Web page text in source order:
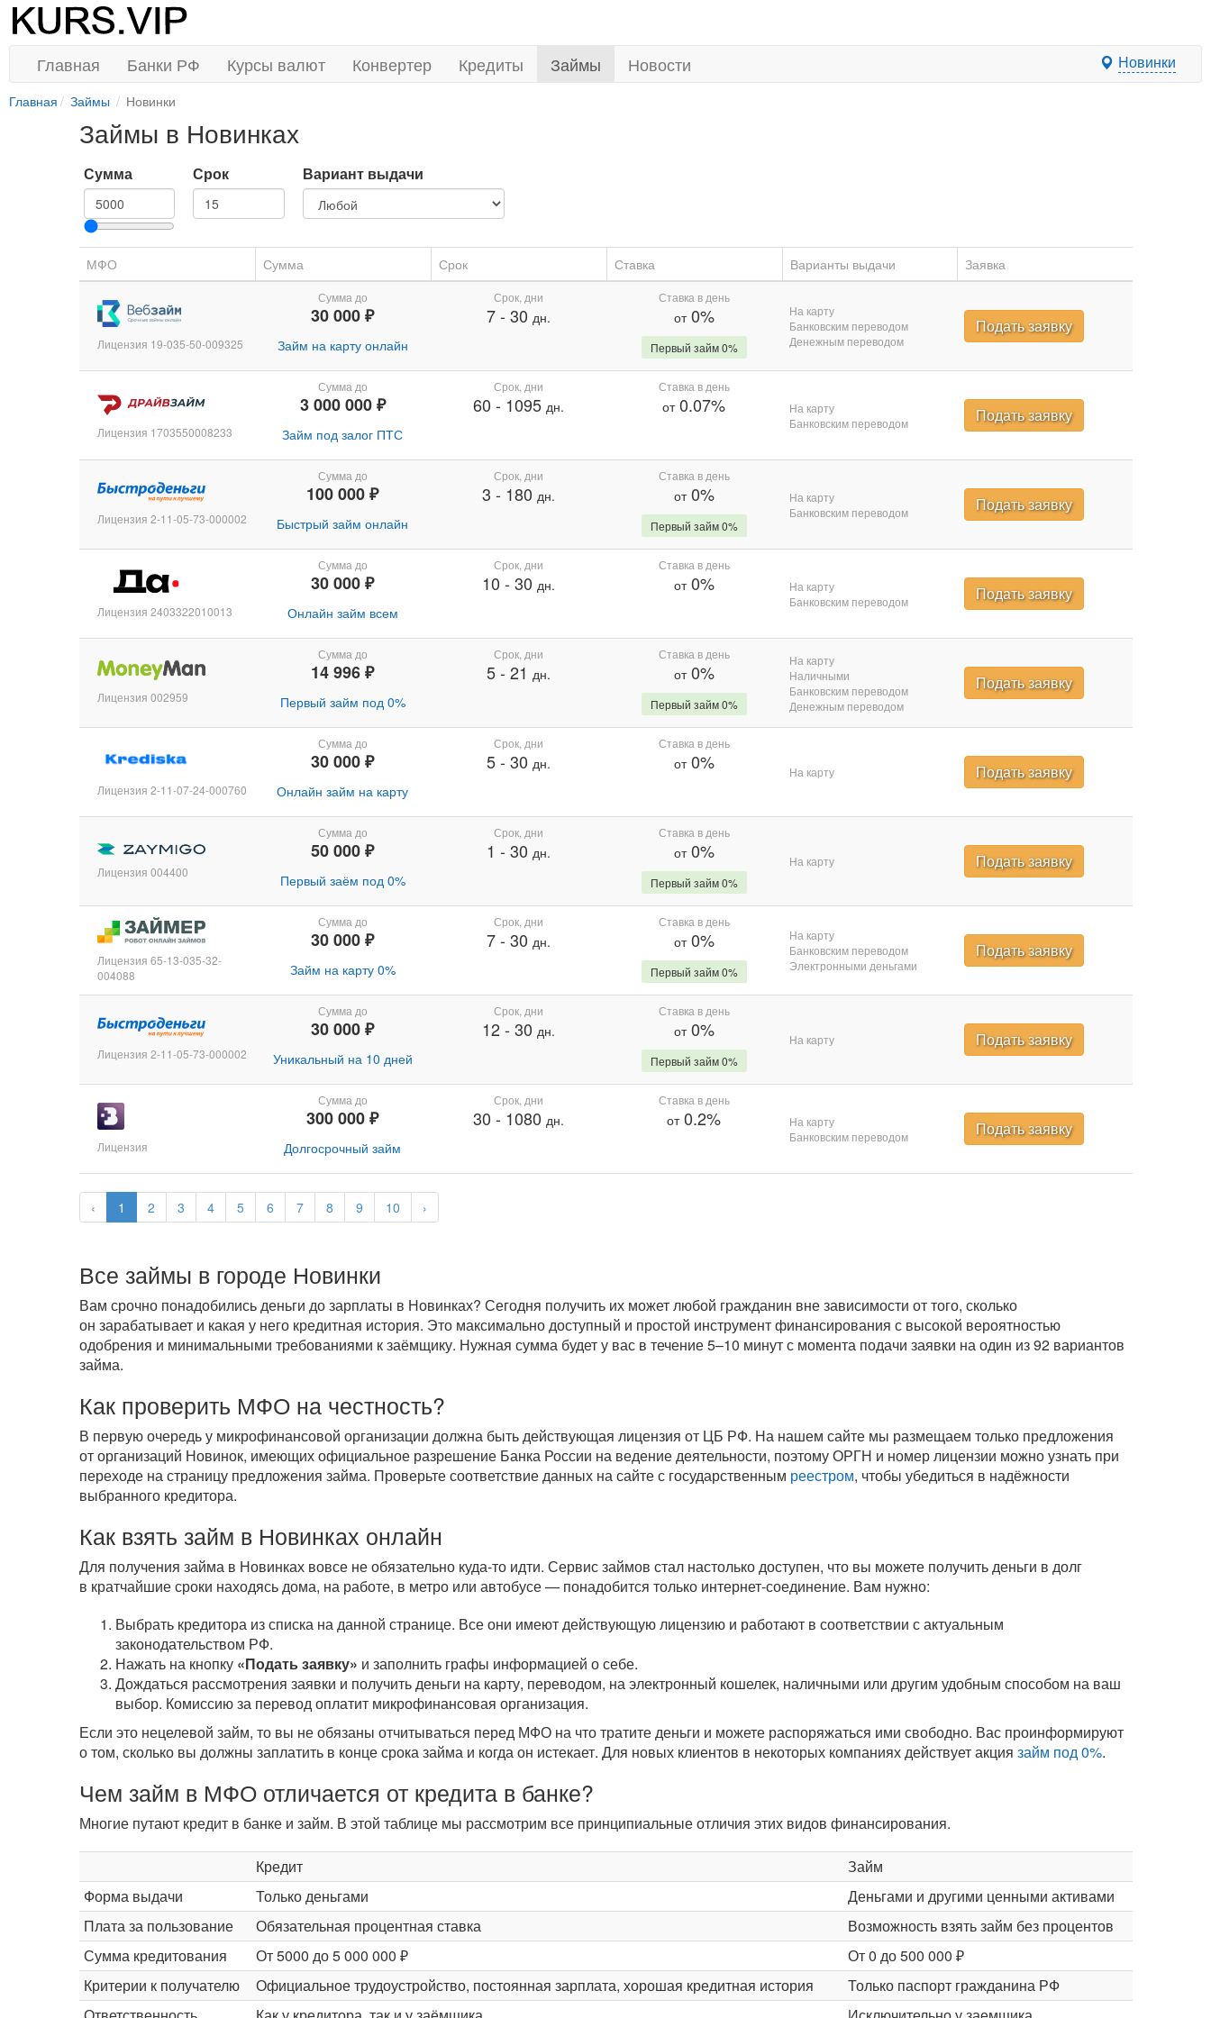
Главная Банки РФ Курсы валют Конвертер Кредиты Займы Новости Новинки
Главная Займы Новинки
Займы в Новинках
Сумма Срок Вариант выдачи
МФО Сумма Срок Ставка Варианты выдачи Заявка
‹ 1 2 3 4 5 6 7 8 9 10 ›
Лицензия 19-035-50-009325
Сумма до
30 000 ₽
Займ на карту онлайн
Срок, дни
7- 30 дн.
Ставка в день
от0%
Первый займ 0%
На карту
Банковским переводом
Денежным переводом
Подать заявку
Лицензия 1703550008233
Сумма до
3 000 000 ₽
Займ под залог ПТС
Срок, дни
60 - 1095 дн.
Ставка в день
от0.07%
На карту
Банковским переводом
Подать заявку
Лицензия 2-11-05-73-000002
Сумма до
100 000 ₽
Быстрый займ онлайн
Срок, дни
3 - 180 дн.
Ставка в день
от0%
Первый займ 0%
На карту
Банковским переводом
Подать заявку
Лицензия 2403322010013
Сумма до
30 000 ₽
Онлайн займ всем
Срок, дни
10 - 30 дн.
Ставка в день
от0%
На карту
Банковским переводом
Подать заявку
Лицензия 002959
Сумма до
14 996 ₽
Первый займ под 0%
Срок, дни
5- 21 дн.
Ставка в день
от0%
Первый займ 0%
На карту
Наличными
Банковским переводом
Денежным переводом
Подать заявку
Лицензия 2-11-07-24-000760
Сумма до
30 000 ₽
Онлайн займ на карту
Срок, дни
5- 30 дн.
Ставка в день
от0% На карту Подать заявку
Лицензия 004400
Сумма до
50 000 ₽
Первый заём под 0%
Срок, дни
1 - 30 дн.
Ставка в день
от0%
Первый займ 0%
На карту Подать заявку
Лицензия 65-13-035-32-
004088
Сумма до
30 000 ₽
Займ на карту 0%
Срок, дни
7- 30 дн.
Ставка в день
от0%
Первый займ 0%
На карту
Банковским переводом
Электронными деньгами
Подать заявку
Лицензия 2-11-05-73-000002
Сумма до
30 000 ₽
Уникальный на 10 дней
Срок, дни
12- 30 дн.
Ставка в день
от0%
Первый займ 0%
На карту Подать заявку
Лицензия
Сумма до
300 000 ₽
Долгосрочный займ
Срок, дни
30 - 1080 дн.
Ставка в день
от0.2%
На карту
Банковским переводом
Подать заявку
Все займы в городе Новинки
Вам срочно понадобились деньги до зарплаты в Новинках? Сегодня получить их может любой гражданин вне зависимости от того, сколько
он зарабатывает и какая у него кредитная история. Это максимально доступный и простой инструмент финансирования с высокой вероятностью
одобрения и минимальными требованиями к заёмщику. Нужная сумма будет у вас в течение 5–10 минут с момента подачи заявки на один из 92 вариантов
займа.
Как проверить МФО на честность?
В первую очередь у микрофинансовой организации должна быть действующая лицензия от ЦБ РФ. На нашем сайте мы размещаем только предложения
от организаций Новинок, имеющих официальное разрешение Банка России на ведение деятельности, поэтому ОРГН и номер лицензии можно узнать при
переходе на страницу предложения займа. Проверьте соответствие данных на сайте с государственным реестром, чтобы убедиться в надёжности
выбранного кредитора.
Как взять займ в Новинках онлайн
Для получения займа в Новинках вовсе не обязательно куда-тоидти. Сервис займов стал настолько доступен, что вы можете получить деньги в долг
в кратчайшие сроки находясь дома, на работе, в метро или автобусе — понадобится только интернет-соединение. Вам нужно:
Выбрать кредитора из списка на данной странице. Все они имеют действующую лицензию и работают в соответствии с актуальным
законодательством РФ.
Нажать на кнопку «Подать заявку» и заполнить графы информацией о себе.
Дождаться рассмотрения заявки и получить деньги на карту, переводом, на электронный кошелек, наличными или другим удобным способом на ваш
выбор. Комиссию за перевод оплатит микрофинансовая организация.
Если это нецелевой займ, то вы не обязаны отчитываться перед МФО на что тратите деньги и можете распоряжаться ими свободно. Вас проинформируют
о том, сколько вы должны заплатить в конце срока займа и когда он истекает. Для новых клиентов в некоторых компаниях действует акция займ под 0%.
Чем займ в МФО отличается от кредита в банке?
Многие путают кредит в банке и займ. В этой таблице мы рассмотрим все принципиальные отличия этих видов финансирования.
Кредит
Займ
Форма выдачи
Только деньгами
Деньгами и другими ценными активами
Плата за пользование
Обязательная процентная ставка
Возможность взять займ без процентов
Сумма кредитования
От 5000 до 5 000 000 ₽
От 0 до 500 000 ₽
Критерии к получателю
Официальное трудоустройство, постоянная зарплата, хорошая кредитная история
Только паспорт гражданина РФ